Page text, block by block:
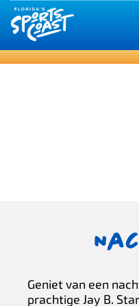
Geniet van een
prachtige Jay B.